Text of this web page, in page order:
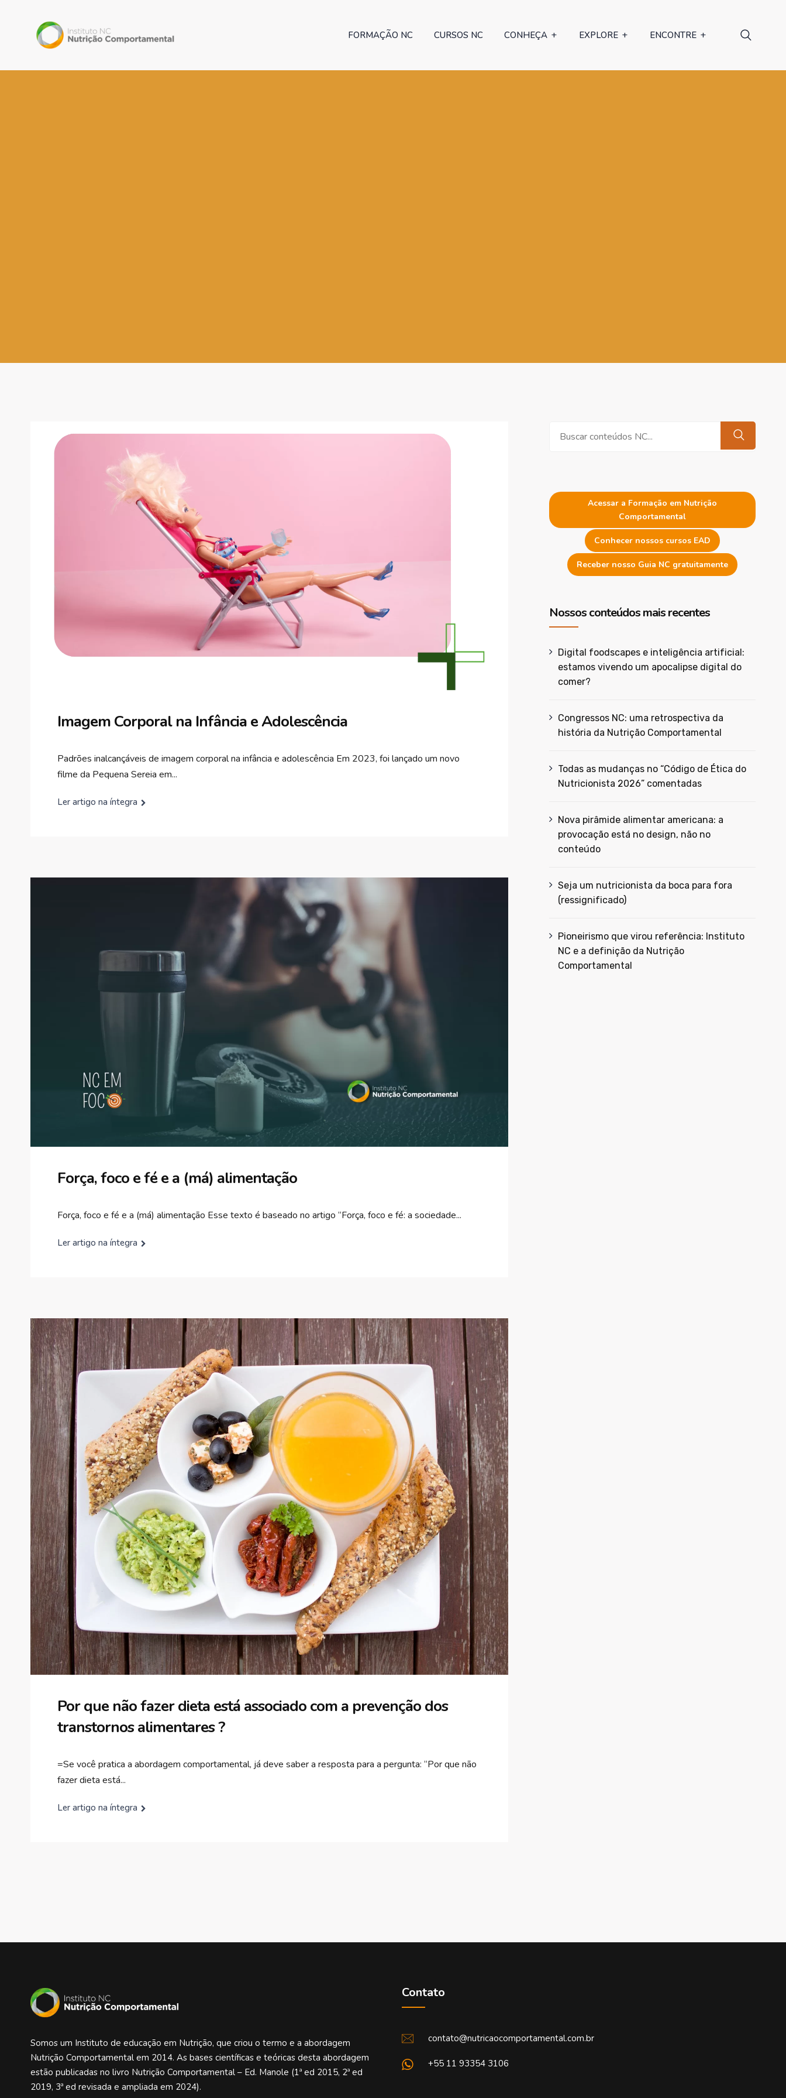
FORMAÇÃO NC CURSOS NC CONHEÇA EXPLORE ENCONTRE
Imagem Corporal na Infância e Adolescência
Padrões inalcançáveis de imagem corporal na infância e adolescência Em 2023, foi lançado um novo
filme da Pequena Sereia em...
Ler artigo na íntegra
Força, foco e fé e a (má) alimentação
Força, foco e fé e a (má) alimentação Esse texto é baseado no artigo “Força, foco e fé: a sociedade...
Ler artigo na íntegra
Por que não fazer dieta está associado com a prevenção dos
transtornos alimentares ?
=Se você pratica a abordagem comportamental, já deve saber a resposta para a pergunta: “Por que não
fazer dieta está...
Ler artigo na íntegra
Acessar a Formação em Nutrição
Comportamental
Conhecer nossos cursos EAD
Receber nosso Guia NC gratuitamente
Nossos conteúdos mais recentes
Digital foodscapes e inteligência artificial:
estamos vivendo um apocalipse digital do
comer?
Congressos NC: uma retrospectiva da
história da Nutrição Comportamental
Todas as mudanças no “Código de Ética do
Nutricionista 2026” comentadas
Nova pirâmide alimentar americana: a
provocação está no design, não no
conteúdo
Seja um nutricionista da boca para fora
(ressignificado)
Pioneirismo que virou referência: Instituto
NC e a definição da Nutrição
Comportamental
Somos um Instituto de educação em Nutrição, que criou o termo e a abordagem
Nutrição Comportamental em 2014. As bases científicas e teóricas desta abordagem
estão publicadas no livro Nutrição Comportamental – Ed. Manole (1ª ed 2015, 2ª ed
2019, 3ª ed revisada e ampliada em 2024).
Contato
contato@nutricaocomportamental.com.br
+55 11 93354 3106